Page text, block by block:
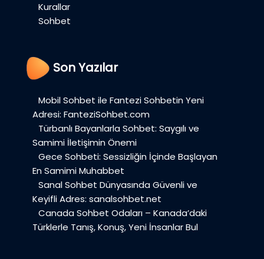
Kurallar
Sohbet
Son Yazılar
Mobil Sohbet ile Fantezi Sohbetin Yeni
Adresi: FanteziSohbet.com
Türbanlı Bayanlarla Sohbet: Saygılı ve
Samimi İletişimin Önemi
Gece Sohbeti: Sessizliğin İçinde Başlayan
En Samimi Muhabbet
Sanal Sohbet Dünyasında Güvenli ve
Keyifli Adres: sanalsohbet.net
Canada Sohbet Odaları – Kanada’daki
Türklerle Tanış, Konuş, Yeni İnsanlar Bul